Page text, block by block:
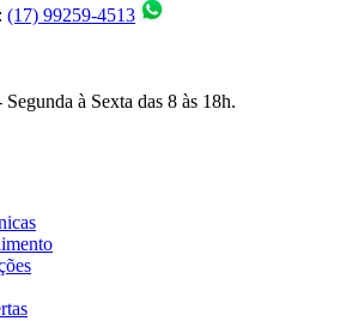
(17) 99259-4513
à Sexta das 8 às 18h.